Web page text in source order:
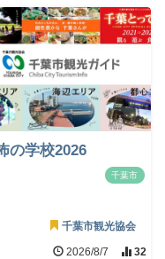
の学校2026
千葉市
千葉市観光協会
2026/8/7 32